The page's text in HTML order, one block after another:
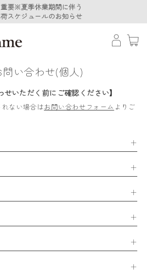
要※夏季休業期間に伴う
スケジュールのお知らせ
要※夏季休業期間に伴う
スケジュールのお知らせ
問い合わせ(個人)
せいただく前にご確認ください】
ない場合はお問い合わせフォーム よりご